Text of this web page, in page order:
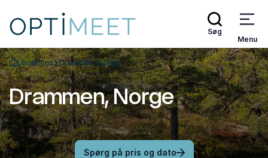
Søg
Menu
Tilbage til forsiden
Locations Drammen, Norge
Drammen, Norge
Spørg på pris og dato